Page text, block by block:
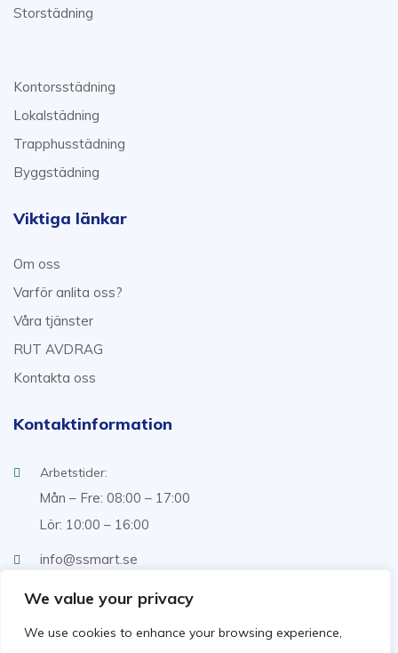
We value your privacy
We use cookies to enhance your browsing experience,
Storstädning
Kontorsstädning
Lokalstädning
Trapphusstädning
Byggstädning
Viktiga länkar
Om oss
Varför anlita oss?
Våra tjänster
RUT AVDRAG
Kontakta oss
Kontaktinformation
Arbetstider:
Mån – Fre: 08:00 – 17:00
Lör: 10:00 – 16:00
info@ssmart.se
+46707322222